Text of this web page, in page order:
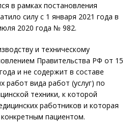
в рамках постановления
силу с 1 января 2021 года в
2020 года № 982.
и техническому
Правительства РФ от 15
и не содержит в составе
работ вида работ (услуг) по
техники, к которой
работников и которая
пациентом.